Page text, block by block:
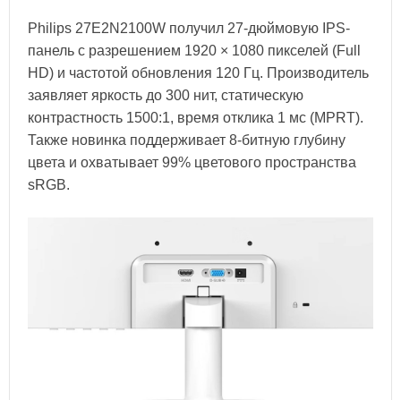
Philips 27E2N2100W получил 27-дюймовую IPS-
панель с разрешением 1920 × 1080 пикселей (Full
HD) и частотой обновления 120 Гц. Производитель
заявляет яркость до 300 нит, статическую
контрастность 1500:1, время отклика 1 мс (MPRT).
Также новинка поддерживает 8-битную глубину
цвета и охватывает 99% цветового пространства
sRGB.